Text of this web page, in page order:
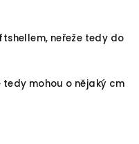
neřeže tedy do
tedy mohou o nějaký cm